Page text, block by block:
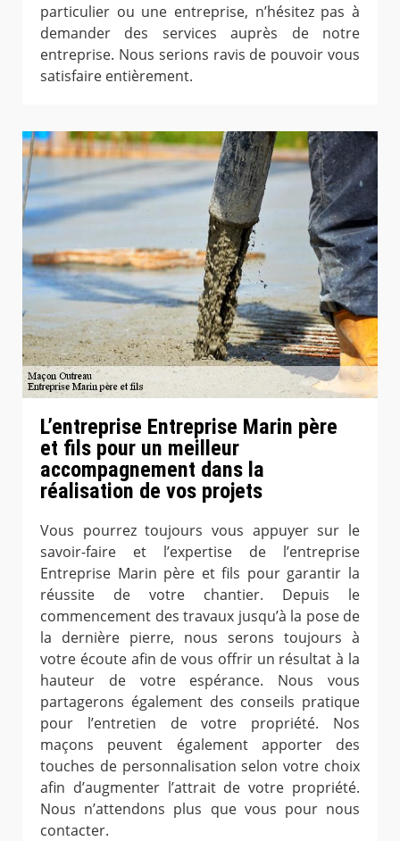
particulier ou une entreprise, n’hésitez pas à
demander des services auprès de notre
entreprise. Nous serions ravis de pouvoir vous
satisfaire entièrement.
L’entreprise Entreprise Marin père
et fils pour un meilleur
accompagnement dans la
réalisation de vos projets
Vous pourrez toujours vous appuyer sur le
savoir-faire et l’expertise de l’entreprise
Entreprise Marin père et fils pour garantir la
réussite de votre chantier. Depuis le
commencement des travaux jusqu’à la pose de
la dernière pierre, nous serons toujours à
votre écoute afin de vous offrir un résultat à la
hauteur de votre espérance. Nous vous
partagerons également des conseils pratique
pour l’entretien de votre propriété. Nos
maçons peuvent également apporter des
touches de personnalisation selon votre choix
afin d’augmenter l’attrait de votre propriété.
Nous n’attendons plus que vous pour nous
contacter.